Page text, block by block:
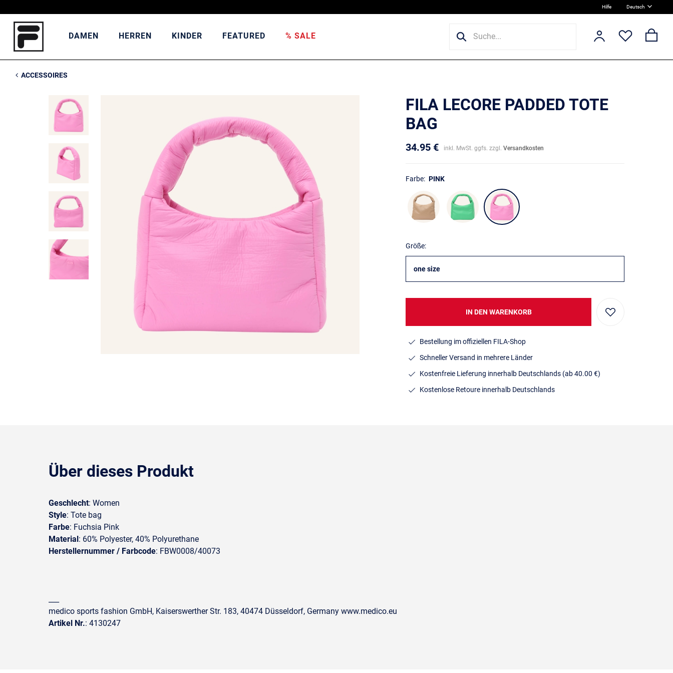
Hilfe Deutsch
DAMEN HERREN KINDER FEATURED % SALE
ACCESSOIRES
FILA LECORE PADDED TOTE
BAG
34.95 € inkl. MwSt. ggfs. zzgl. Versandkosten
Farbe: PINK
Größe:
one size
IN DEN WARENKORB
Bestellung im offiziellen FILA-Shop
Schneller Versand in mehrere Länder
Kostenfreie Lieferung innerhalb Deutschlands (ab 40.00 €)
Kostenlose Retoure innerhalb Deutschlands
Über dieses Produkt
Geschlecht: Women
Style: Tote bag
Farbe: Fuchsia Pink
Material: 60% Polyester, 40% Polyurethane
Herstellernummer / Farbcode: FBW0008/40073
medico sports fashion GmbH, Kaiserswerther Str. 183, 40474 Düsseldorf, Germany www.medico.eu
Artikel Nr.: 4130247